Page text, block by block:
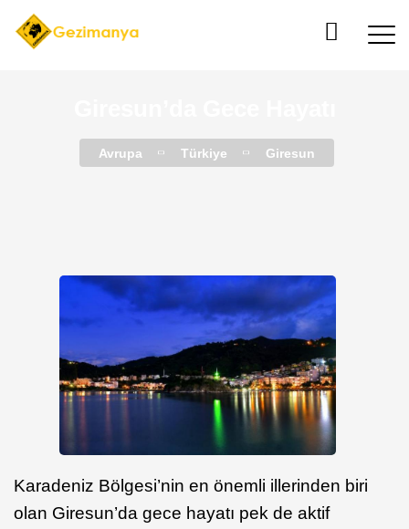
Avrupa Türkiye Giresun
Karadeniz Bölgesi’nin en önemli illerinden biri
olan Giresun’da gece hayatı pek de aktif